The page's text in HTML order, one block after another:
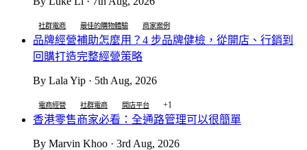
社群電商 最佳的購物體驗 商家案例
品牌經營補助怎麼用？4 步品牌健檢，從開店、行銷到
回購打造完整經營策略
By Lala Yip · 5th Aug, 2026
電商經營 社群電商 開店平台 +1
香港零售商家必看：全通路管理可以很簡單
By Marvin Khoo · 3rd Aug, 2026